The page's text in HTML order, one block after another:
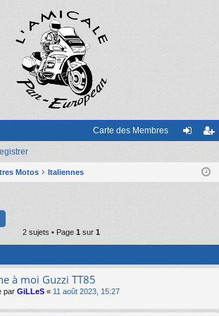
Carte des Membres
nr
Motos Italiennes
2 sujets • Page 1 sur 1
à moi Guzzi TT85
par GiLLeS « 11 août 2023, 15:27